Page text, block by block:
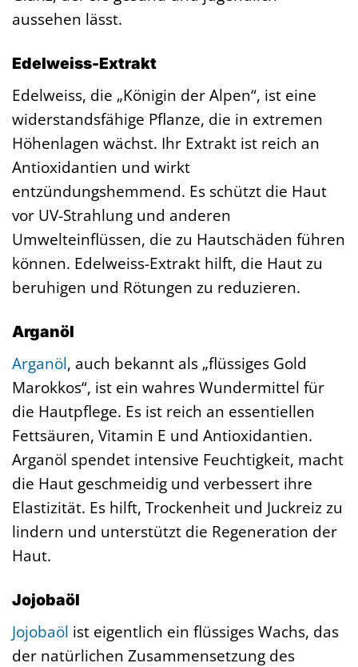
aussehen lässt.
Edelweiss-Extrakt
Edelweiss, die „Königin der Alpen“, ist eine
widerstandsfähige Pflanze, die in extremen
Höhenlagen wächst. Ihr Extrakt ist reich an
Antioxidantien und wirkt
entzündungshemmend. Es schützt die Haut
vor UV-Strahlung und anderen
Umwelteinflüssen, die zu Hautschäden führen
können. Edelweiss-Extrakt hilft, die Haut zu
beruhigen und Rötungen zu reduzieren.
Arganöl
Arganöl, auch bekannt als „flüssiges Gold
Marokkos“, ist ein wahres Wundermittel für
die Hautpflege. Es ist reich an essentiellen
Fettsäuren, Vitamin E und Antioxidantien.
Arganöl spendet intensive Feuchtigkeit, macht
die Haut geschmeidig und verbessert ihre
Elastizität. Es hilft, Trockenheit und Juckreiz zu
lindern und unterstützt die Regeneration der
Haut.
Jojobaöl
Jojobaöl ist eigentlich ein flüssiges Wachs, das
der natürlichen Zusammensetzung des